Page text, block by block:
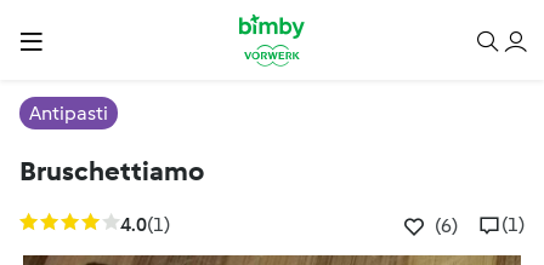
Antipasti
Bruschettiamo
4.0(1) (6) (1)